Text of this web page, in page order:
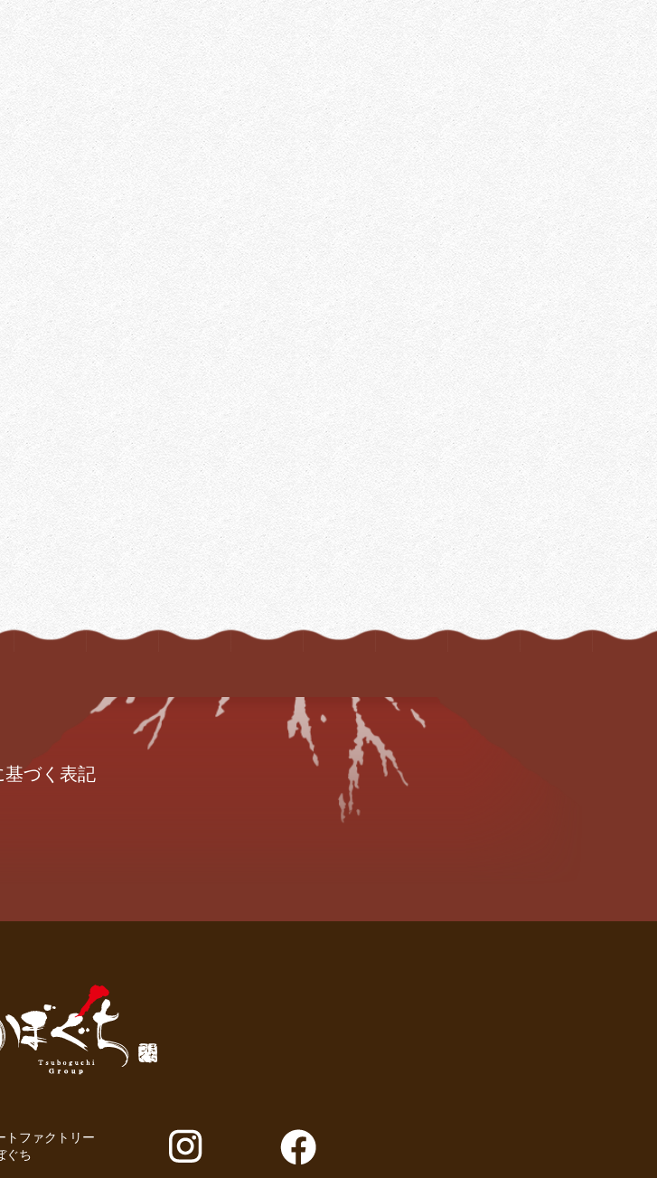
基づく表記
ト ファクトリー
ぐち